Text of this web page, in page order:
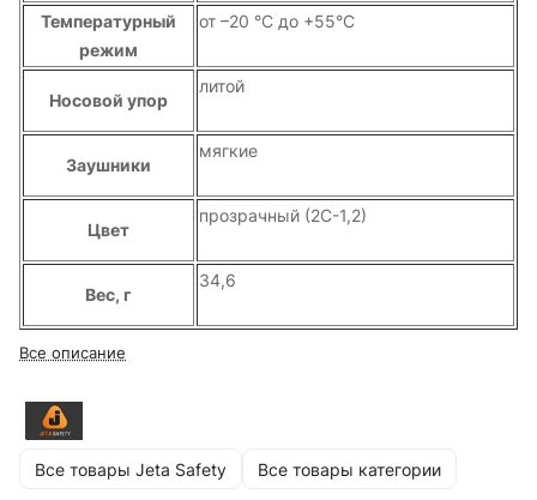
Температурный
режим
от –20 °С до +55°C
Носовой упор
литой
Заушники
мягкие
Цвет
прозрачный (2C-1,2)
Вес, г
34,6
Все описание
Все товары Jeta Safety Все товары категории